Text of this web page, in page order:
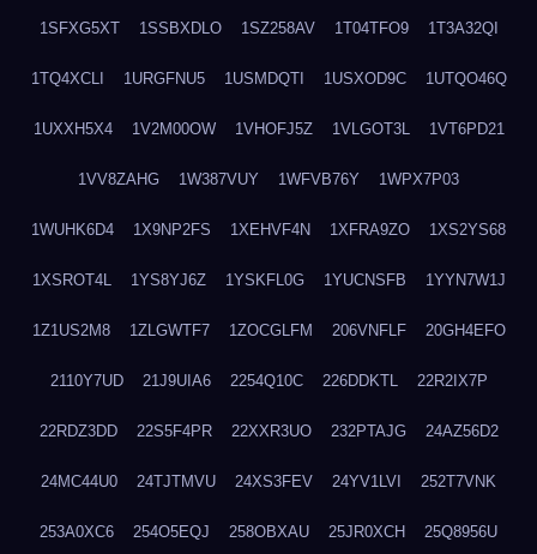
1SFXG5XT 1SSBXDLO 1SZ258AV 1T04TFO9 1T3A32QI
1TQ4XCLI 1URGFNU5 1USMDQTI 1USXOD9C 1UTQO46Q
1UXXH5X4 1V2M00OW 1VHOFJ5Z 1VLGOT3L 1VT6PD21
1VV8ZAHG 1W387VUY 1WFVB76Y 1WPX7P03
1WUHK6D4 1X9NP2FS 1XEHVF4N 1XFRA9ZO 1XS2YS68
1XSROT4L 1YS8YJ6Z 1YSKFL0G 1YUCNSFB 1YYN7W1J
1Z1US2M8 1ZLGWTF7 1ZOCGLFM 206VNFLF 20GH4EFO
2110Y7UD 21J9UIA6 2254Q10C 226DDKTL 22R2IX7P
22RDZ3DD 22S5F4PR 22XXR3UO 232PTAJG 24AZ56D2
24MC44U0 24TJTMVU 24XS3FEV 24YV1LVI 252T7VNK
253A0XC6 254O5EQJ 258OBXAU 25JR0XCH 25Q8956U